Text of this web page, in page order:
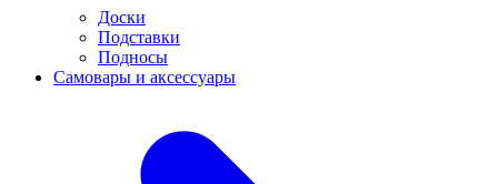
Доски
Подставки
Подносы
Самовары и аксессуары